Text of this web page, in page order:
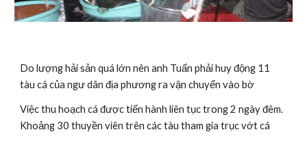
Do lượng hải sản quá lớn nên anh Tuấn phải huy động 11
tàu cá của ngư dân địa phương ra vận chuyển vào bờ
Việc thu hoạch cá được tiến hành liên tục trong 2 ngày đêm.
Khoảng 30 thuyền viên trên các tàu tham gia trục vớt cá